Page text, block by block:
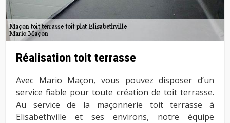
Réalisation toit terrasse
Avec Mario Maçon, vous pouvez disposer d’un
service fiable pour toute création de toit terrasse.
Au service de la maçonnerie toit terrasse à
Elisabethville et ses environs, notre équipe